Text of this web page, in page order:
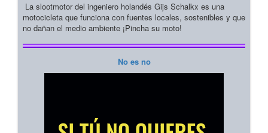
La slootmotor del ingeniero holandés Gijs Schalkx es una
motocicleta que funciona con fuentes locales, sostenibles y que
no dañan el medio ambiente ¡Pincha su moto!
No es no